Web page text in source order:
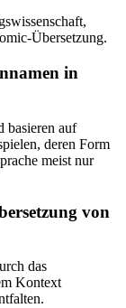
Übersetzung.
in
basieren auf
deren Form
meist nur
von
das
Kontext